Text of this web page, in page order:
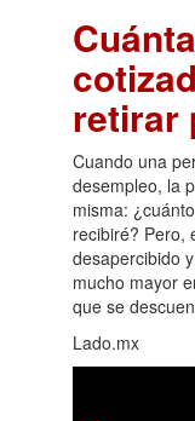
retirar
Cuando una
desempleo, la
misma:
recibiré? Pero,
desapercibido
mucho mayor
que se
Lado.mx